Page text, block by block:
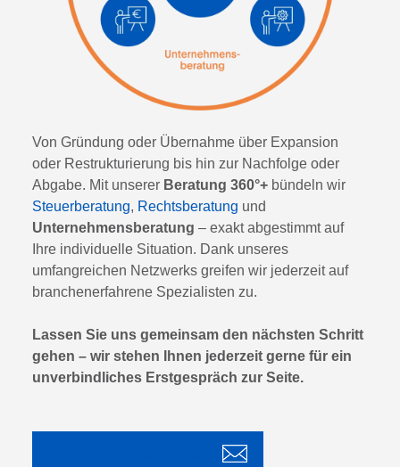
Von Gründung oder Übernahme über Expansion
oder Restrukturierung bis hin zur Nachfolge oder
Abgabe. Mit unserer Beratung 360°+ bündeln wir
Steuerberatung, Rechtsberatung und
Unternehmensberatung – exakt abgestimmt auf
Ihre individuelle Situation. Dank unseres
umfangreichen Netzwerks greifen wir jederzeit auf
branchenerfahrene Spezialisten zu.
Lassen Sie uns gemeinsam den nächsten Schritt
gehen – wir stehen Ihnen jederzeit gerne für ein
unverbindliches Erstgespräch zur Seite.